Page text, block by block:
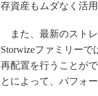
存資産もムダなく活用
また、最新のスト
Storwizeファミリー
再配置を行うことが
とによって、パフォ